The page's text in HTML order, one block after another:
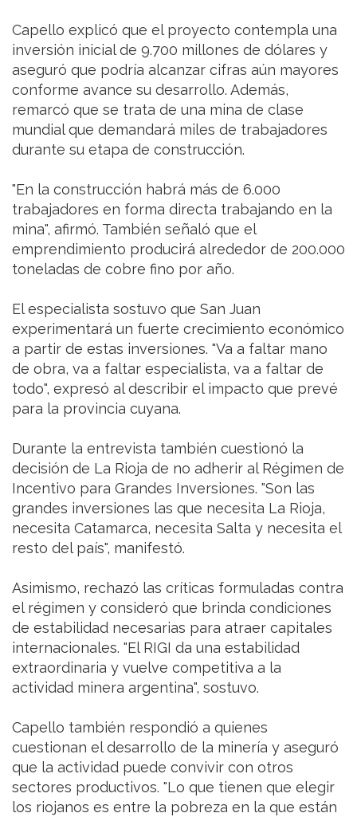
Capello explicó que el proyecto contempla una
inversión inicial de 9.700 millones de dólares y
aseguró que podría alcanzar cifras aún mayores
conforme avance su desarrollo. Además,
remarcó que se trata de una mina de clase
mundial que demandará miles de trabajadores
durante su etapa de construcción.
"En la construcción habrá más de 6.000
trabajadores en forma directa trabajando en la
mina", afirmó. También señaló que el
emprendimiento producirá alrededor de 200.000
toneladas de cobre fino por año.
El especialista sostuvo que San Juan
experimentará un fuerte crecimiento económico
a partir de estas inversiones. "Va a faltar mano
de obra, va a faltar especialista, va a faltar de
todo", expresó al describir el impacto que prevé
para la provincia cuyana.
Durante la entrevista también cuestionó la
decisión de La Rioja de no adherir al Régimen de
Incentivo para Grandes Inversiones. "Son las
grandes inversiones las que necesita La Rioja,
necesita Catamarca, necesita Salta y necesita el
resto del país", manifestó.
Asimismo, rechazó las críticas formuladas contra
el régimen y consideró que brinda condiciones
de estabilidad necesarias para atraer capitales
internacionales. "El RIGI da una estabilidad
extraordinaria y vuelve competitiva a la
actividad minera argentina", sostuvo.
Capello también respondió a quienes
cuestionan el desarrollo de la minería y aseguró
que la actividad puede convivir con otros
sectores productivos. "Lo que tienen que elegir
los riojanos es entre la pobreza en la que están